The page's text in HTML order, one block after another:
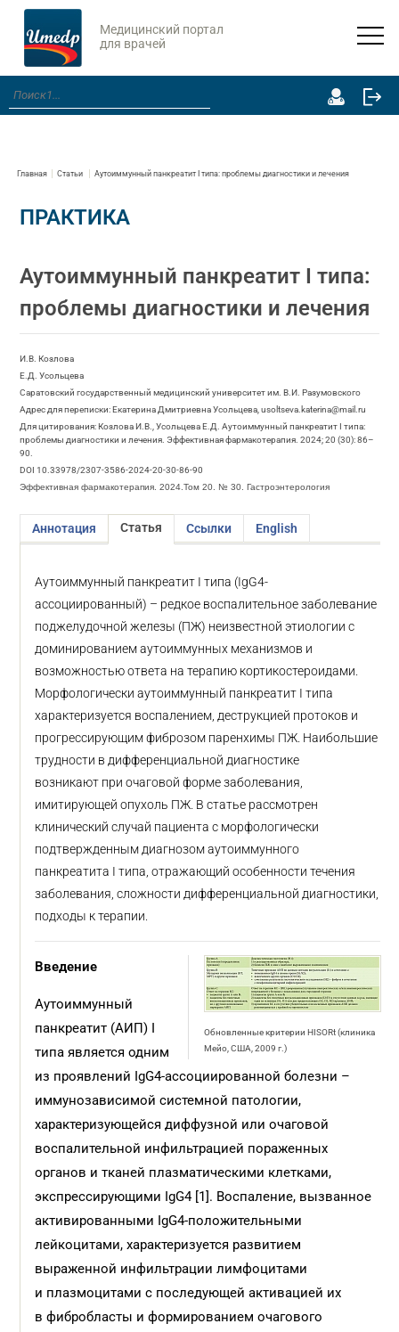
Медицинский портал
для врачей
Главная Статьи Аутоиммунный панкреатит I типа: проблемы диагностики и лечения
ПРАКТИКА
Аутоиммунный панкреатит I типа:
проблемы диагностики и лечения
И.В. Козлова
Е.Д. Усольцева
Саратовский государственный медицинский университет им. В.И. Разумовского
Адрес для переписки: Екатерина Дмитриевна Усольцева, usoltseva.katerina@mail.ru
Для цитирования: Козлова И.В., Усольцева Е.Д. Аутоиммунный панкреатит I типа:
проблемы диагностики и лечения. Эффективная фармакотерапия. 2024; 20 (30): 86–
90.
DOI 10.33978/2307-3586-2024-20-30-86-90
Эффективная фармакотерапия. 2024.Том 20. № 30. Гастроэнтерология
Аннотация Статья Ссылки English
Аутоиммунный панкреатит I типа (IgG4-
ассоциированный) – редкое воспалительное заболевание
поджелудочной железы (ПЖ) неизвестной этиологии с
доминированием аутоиммунных механизмов и
возможностью ответа на терапию кортикостероидами.
Морфологически аутоиммунный панкреатит I типа
характеризуется воспалением, деструкцией протоков и
прогрессирующим фиброзом паренхимы ПЖ. Наибольшие
трудности в дифференциальной диагностике
возникают при очаговой форме заболевания,
имитирующей опухоль ПЖ. В статье рассмотрен
клинический случай пациента с морфологически
подтвержденным диагнозом аутоиммунного
панкреатита I типа, отражающий особенности течения
заболевания, сложности дифференциальной диагностики,
подходы к терапии.
Обновленные критерии HISORt (клиника
Мейо, США, 2009 г.)
Введение
Аутоиммунный
панкреатит (АИП) I
типа является одним
из проявлений IgG4-ассоциированной болезни –
иммунозависимой системной патологии,
характеризующейся диффузной или очаговой
воспалительной инфильтрацией пораженных
органов и тканей плазматическими клетками,
экспрессирующими IgG4 [1]. Воспаление, вызванное
активированными IgG4-положительными
лейкоцитами, характеризуется развитием
выраженной инфильтрации лимфоцитами
и плазмоцитами с последующей активацией их
в фибробласты и формированием очагового